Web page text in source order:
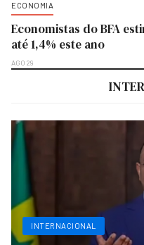
ECONOMIA
Economistas do BFA
até 1,4% este ano
AGO 29
INTERNACIONAL